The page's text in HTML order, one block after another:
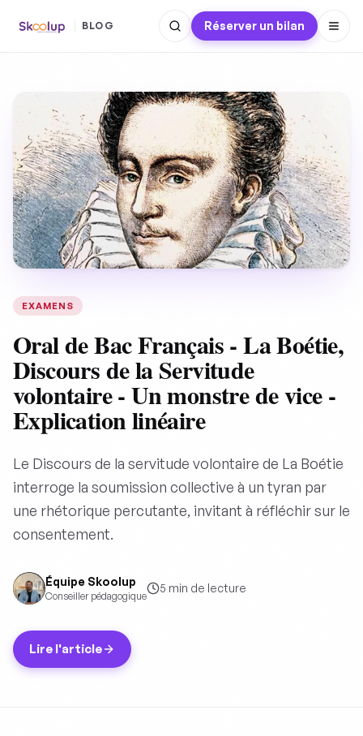
BLOG Réserver un bilan
EXAMENS
Oral de Bac Français - La Boétie,
Discours de la Servitude
volontaire - Un monstre de vice -
Explication linéaire
Le Discours de la servitude volontaire de La Boétie
interroge la soumission collective à un tyran par
une rhétorique percutante, invitant à réfléchir sur le
consentement.
Équipe Skoolup
Conseiller pédagogique
5 min de lecture
Lire l'article